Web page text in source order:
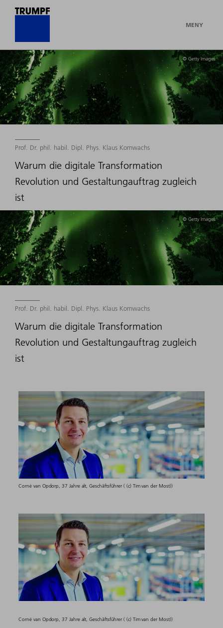
MENY
© Getty Images
Prof. Dr. phil. habil. Dipl. Phys. Klaus Kornwachs
Warum die digitale Transformation
Revolution und Gestaltungauftrag zugleich
ist
© Getty Images
Prof. Dr. phil. habil. Dipl. Phys. Klaus Kornwachs
Warum die digitale Transformation
Revolution und Gestaltungauftrag zugleich
ist
Corné van Opdorp, 37 Jahre alt, Geschäftsführer ( (c) Tim van der Most))
Corné van Opdorp, 37 Jahre alt, Geschäftsführer ( (c) Tim van der Most))